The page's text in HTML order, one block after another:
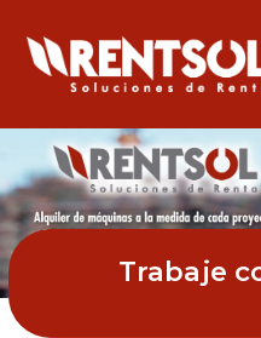
Trabaje